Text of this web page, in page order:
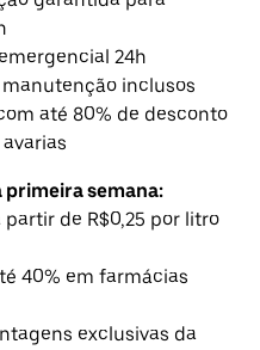
24h
manutenção inclusos
até 80% de desconto
primeira semana:
de R$0,25 por litro
40% em farmácias
exclusivas da